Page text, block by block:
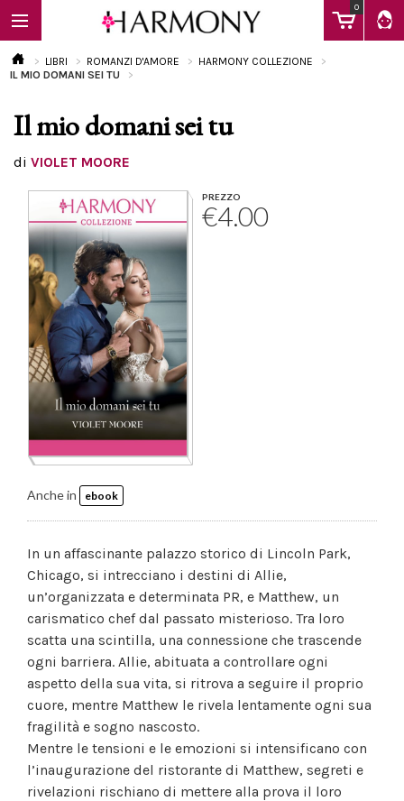
0
EBOOK
Calendario
LIBRI ROMANZI D'AMORE
HARMONY COLLEZIONE
IL MIO DOMANI SEI TU
Il mio domani sei tu
di VIOLET MOORE
PREZZO
€4.00
Anche in ebook
In un affascinante palazzo storico di Lincoln Park,
Chicago, si intrecciano i destini di Allie,
un’organizzata e determinata PR, e Matthew, un
carismatico chef dal passato misterioso. Tra loro
scatta una scintilla, una connessione che trascende
ogni barriera. Allie, abituata a controllare ogni
aspetto della sua vita, si ritrova a seguire il proprio
cuore, mentre Matthew le rivela lentamente ogni sua
fragilità e sogno nascosto.
Mentre le tensioni e le emozioni si intensificano con
l’inaugurazione del ristorante di Matthew, segreti e
rivelazioni rischiano di mettere alla prova il loro